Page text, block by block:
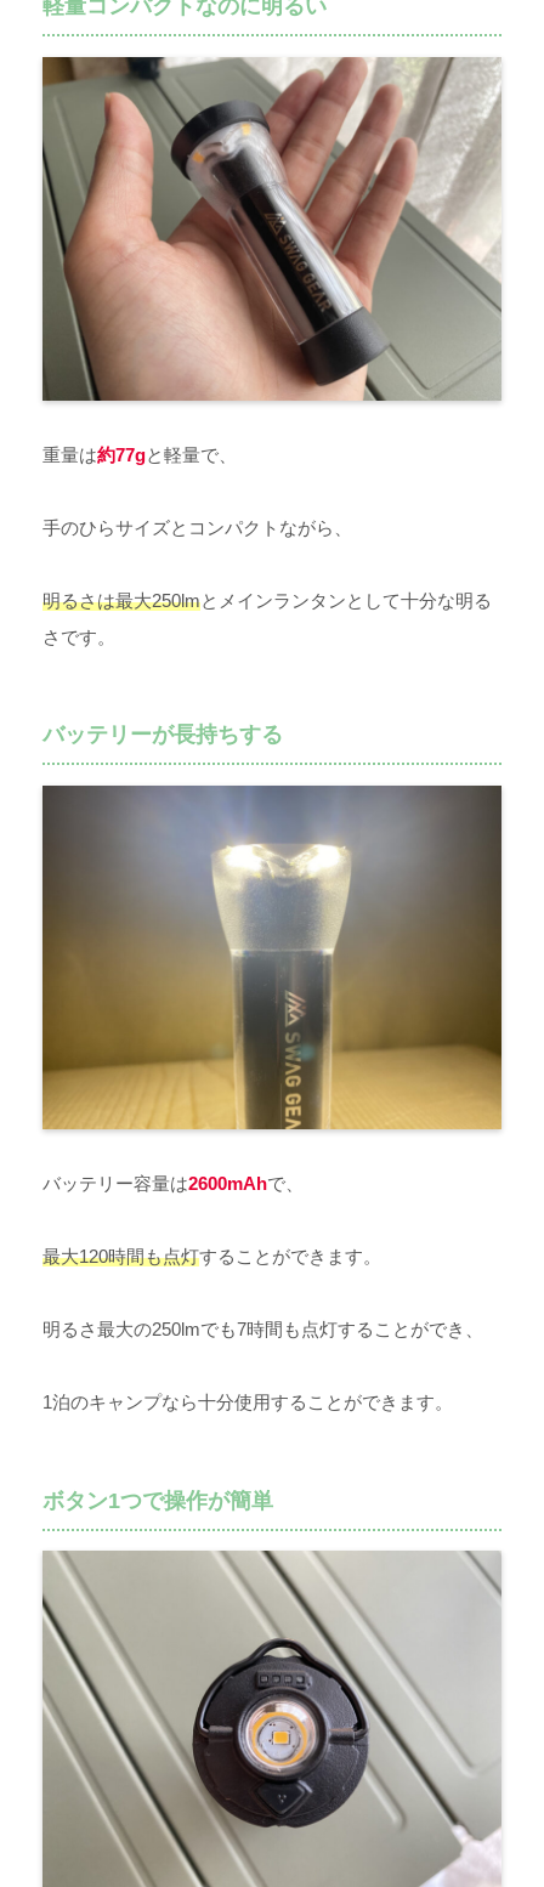
軽量コンパクトなのに明るい
重量は約77gと軽量で、
手のひらサイズとコンパクトながら、
明るさは最大250lmとメインランタンとして十分な明る
さです。
バッテリーが長持ちする
バッテリー容量は2600mAhで、
最大120時間も点灯することができます。
明るさ最大の250lmでも7時間も点灯することができ、
1泊のキャンプなら十分使用することができます。
ボタン1つで操作が簡単